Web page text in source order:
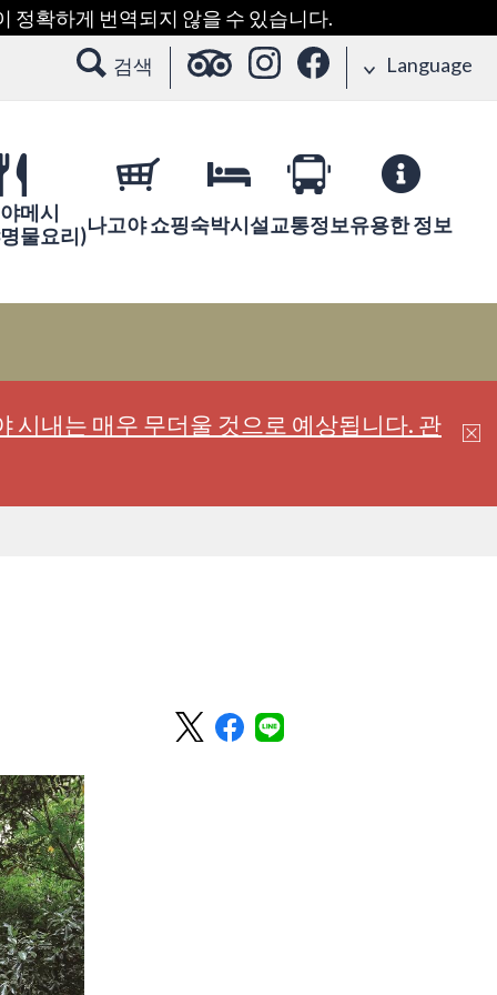
정확하게 번역되지 않을 수 있습니다.
검색
Language
메시
물요리)나고야 쇼핑숙박시설교통정보유용한 정보
시내는 매우 무더울 것으로 예상됩니다. 관